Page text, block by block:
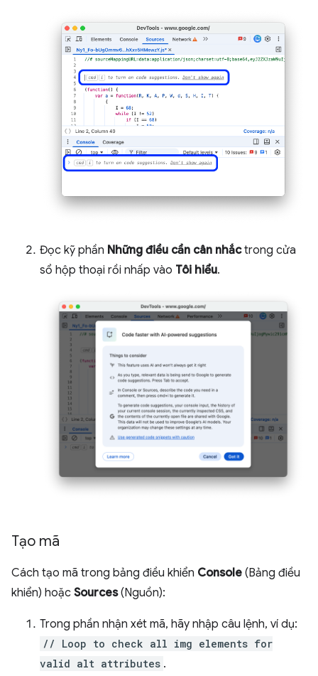
Đọc kỹ phần Những điều cần cân nhắctrong cửa
sổ hộp thoại rồi nhấp vào Tôi hiểu.
Tạo mã
Cách tạo mã trong bảng điều khiển Console (Bảng điều
khiển) hoặc Sources(Nguồn):
Trong phần nhận xét mã, hãy nhập câu lệnh, ví dụ:
// Loop to check all img elements for
valid alt attributes .